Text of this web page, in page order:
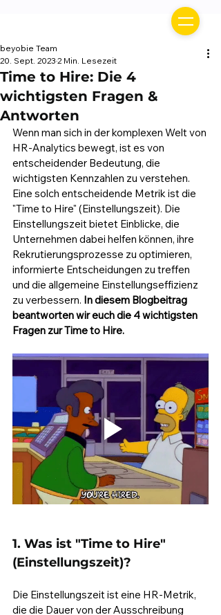
Time to Hire: Die 4
wichtigsten Fragen &
Antworten
beyobie Team
20. Sept. 2023 2 Min. Lesezeit
Wenn man sich in der komplexen Welt von
HR-Analytics bewegt, ist es von
entscheidender Bedeutung, die
wichtigsten Kennzahlen zu verstehen.
Eine solch entscheidende Metrik ist die
"Time to Hire" (Einstellungszeit). Die
Einstellungszeit bietet Einblicke, die
Unternehmen dabei helfen können, ihre
Rekrutierungsprozesse zu optimieren,
informierte Entscheidungen zu treffen
und die allgemeine Einstellungseffizienz
zu verbessern. In diesem Blogbeitrag
beantworten wir euch die 4 wichtigsten
Fragen zur Time to Hire.
1. Was ist "Time to Hire"
(Einstellungszeit)?
Die Einstellungszeit ist eine HR-Metrik,
die die Dauer von der Ausschreibung